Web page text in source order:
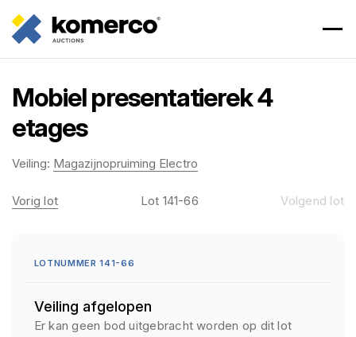
Mobiel presentatierek 4
etages
Veiling: Magazijnopruiming Electro
Vorig lot Lot 141-66 Volgend lot
LOTNUMMER 141-66
Veiling afgelopen
Er kan geen bod uitgebracht worden op dit lot